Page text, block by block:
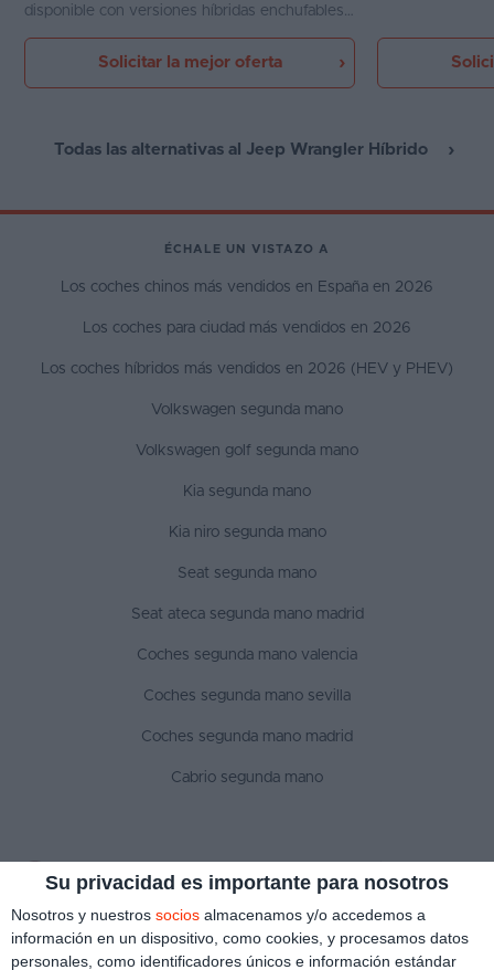
Su privacidad es importante para nosotros
Nosotros y nuestros socios almacenamos y/o accedemos a
información en un dispositivo, como cookies, y procesamos datos
personales, como identificadores únicos e información estándar
disponible con versiones híbridas enchufables
le proporciona un confort de marcha brutal sin
renunciar a unas capacidades 4x4 de primer
nivel
Solicitar la mejor oferta
Todas las alternativas al Jeep Wrangler Híbrido
ÉCHALE UN VISTAZO A
Los coches chinos más vendidos en España en 2026
Los coches para ciudad más vendidos en 2026
Los coches híbridos más vendidos en 2026 (HEV y PHEV)
Volkswagen segunda mano
Volkswagen golf segunda mano
Kia segunda mano
Kia niro segunda mano
Seat segunda mano
Seat ateca segunda mano madrid
Coches segunda mano valencia
Coches segunda mano sevilla
Coches segunda mano madrid
Cabrio segunda mano
SÍGUENOS